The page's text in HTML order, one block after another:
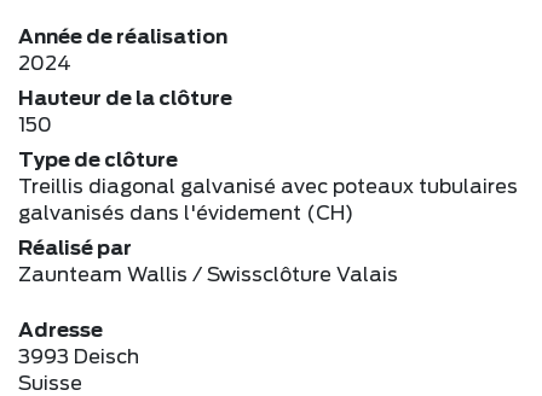
Année de réalisation
2024
Hauteur de la clôture
150
Type de clôture
Treillis diagonal galvanisé avec poteaux tubulaires
galvanisés dans l'évidement (CH)
Réalisé par
Zaunteam Wallis / Swissclôture Valais
Adresse
3993 Deisch
Suisse